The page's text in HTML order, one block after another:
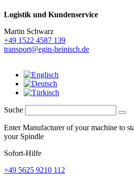
Logistik und Kundenservice
Martin Schwarz
+49 1522 4587 139
transport@egin-heinisch.de
Suche
Enter Manufacturer of your machine to
your Spindle
Sofort-Hilfe
+49 5625 9210 112